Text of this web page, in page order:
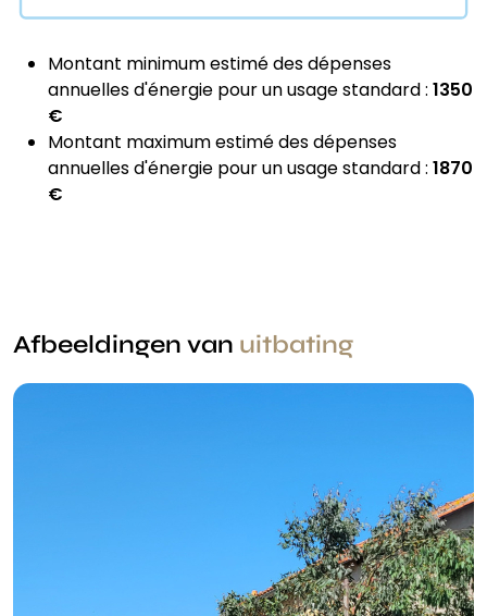
Montant minimum estimé des dépenses
annuelles d'énergie pour un usage standard :1350
€
Montant maximum estimé des dépenses
annuelles d'énergie pour un usage standard :1870
€
Afbeeldingen van uitbating